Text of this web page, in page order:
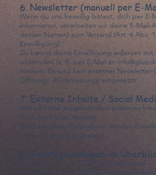
6. Newsletter (manuell per E-
Wenn du uns freiwillig bittest, dich per E-
informieren, verarbeiten wir deine E-Mail-
deinen Namen) zum Versand (Art. 6 Abs.
Einwilligung).
Du kannst deine Einwilligung jederzeit
widerrufen (z. B. per E-Mail an
Hinweis: Es wird kein externer
Öffnungs-/Klickmessung) eingesetzt.
7. Externe Inhalte / Social
Aktuell keine eingebetteten externen
YouTube-Player, Karten).
Bei zukünftiger Einbindung werden
diese Erklärung angepasst.
8. Rechtsgrundlagen im
Art. 6 Abs. 1 lit. a DSGVO (Einwilligung)
Art. 6 Abs. 1 lit. b DSGVO (Vertrag/